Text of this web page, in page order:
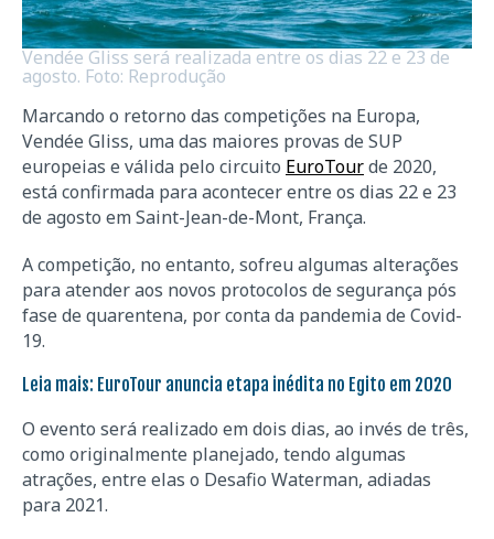
Vendée Gliss será realizada entre os dias 22 e 23 de
agosto. Foto: Reprodução
Marcando o retorno das competições na Europa,
Vendée Gliss, uma das maiores provas de SUP
europeias e válida pelo circuito EuroTourde 2020,
está confirmada para acontecer entre os dias 22 e 23
de agosto em Saint-Jean-de-Mont, França.
A competição, no entanto, sofreu algumas alterações
para atender aos novos protocolos de segurança pós
fase de quarentena, por conta da pandemia de Covid-
19.
Leia mais: EuroTour anuncia etapa inédita no Egito em 2020
O evento será realizado em dois dias, ao invés de três,
como originalmente planejado, tendo algumas
atrações, entre elas o Desafio Waterman, adiadas
para 2021.